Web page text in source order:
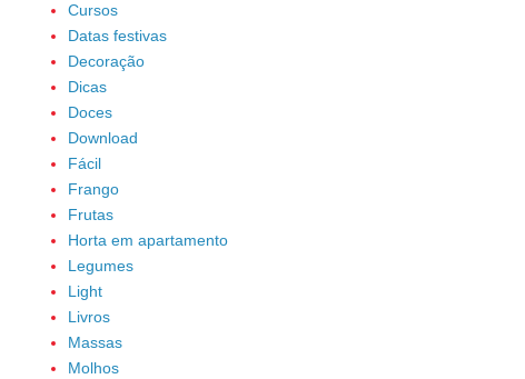
Cursos
Datas festivas
Decoração
Dicas
Doces
Download
Fácil
Frango
Frutas
Horta em apartamento
Legumes
Light
Livros
Massas
Molhos